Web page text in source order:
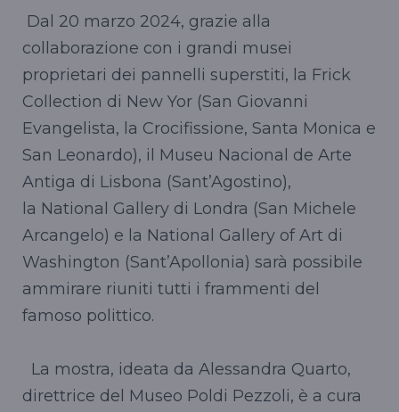
Dal 20 marzo 2024, grazie alla
collaborazione con i grandi musei
proprietari dei pannelli superstiti, la Frick
Collection di New Yor (San Giovanni
Evangelista, la Crocifissione, Santa Monica e
San Leonardo), il Museu Nacional de Arte
Antiga di Lisbona (Sant’Agostino),
la National Gallery di Londra (San Michele
Arcangelo) e la National Gallery of Art di
Washington (Sant’Apollonia) sarà possibile
ammirare riuniti tutti i frammenti del
famoso polittico.
La mostra, ideata da Alessandra Quarto,
direttrice del Museo Poldi Pezzoli, è a cura